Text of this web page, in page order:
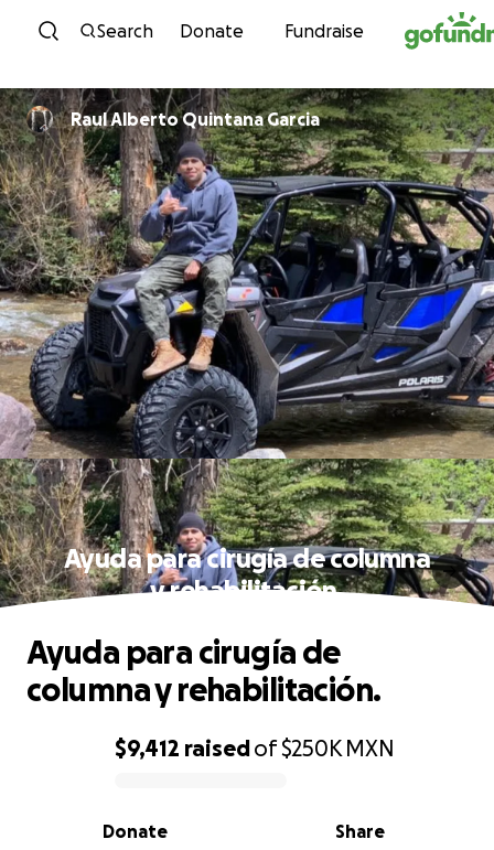
Skip to content
Search Donate Fundraise
Raul Alberto Quintana Garcia
Ayuda para cirugía de columna
y rehabilitación.
0% complete
$9,412 raisedof$250K MXN
Share
Donate
Ayuda para cirugía de
columna y rehabilitación.